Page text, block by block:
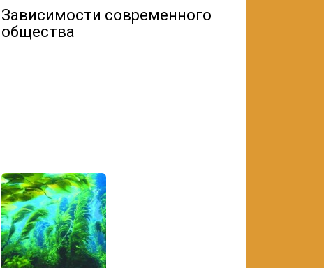
Зависимости современного
общества